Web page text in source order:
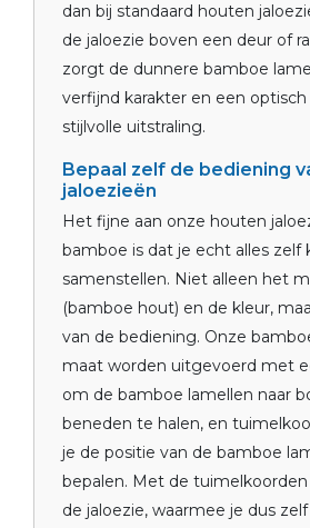
dan bij standaard houten
de jaloezie boven een deur of
zorgt de dunnere bamboe
verfijnd karakter en een
stijlvolle uitstraling.
Bepaal zelf de bediening
jaloezieën
Het fijne aan onze houten
bamboe is dat je echt alles zelf
samenstellen. Niet alleen het
(bamboe hout) en de kleur,
van de bediening. Onze
maat worden uitgevoerd met
om de bamboe lamellen naar
beneden te halen, en
je de positie van de bamboe
bepalen. Met de
de jaloezie, waarmee je dus